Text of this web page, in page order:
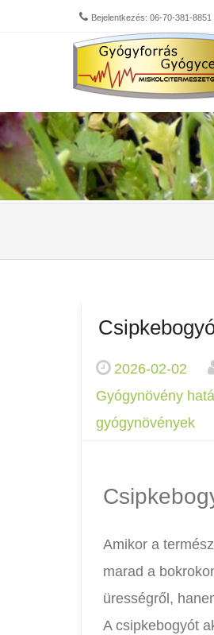
Bejelentkezés: 06-70-381-8851
2026-02-02
Gyógynövény
gyógynövények
Amikor a
marad a
ürességről,
A csipkebogyót